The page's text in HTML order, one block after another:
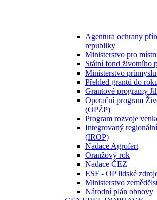
Agentura ochrany
republiky
Ministerstvo pro
Státní fond životního
Ministerstvo
Přehled grantů do
Grantové programy
Operační program
(OPŽP)
Program rozvoje
Integrovaný
(IROP)
Nadace Agrofert
Oranžový rok
Nadace ČEZ
ESF - OP lidské
Ministerstvo
Národní plán obnovy